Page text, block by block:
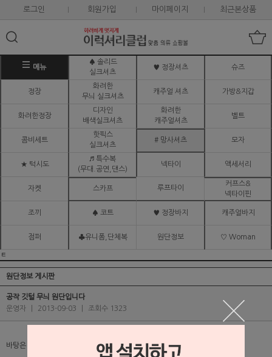
로그인 회원가입 마이페이지 최근본상품
메뉴
♠ 솔리드
실크셔츠
♥ 정장셔츠 슈즈
정장
화려한
무늬 실크셔츠
캐주얼 셔츠 가방&지갑
화려한정장
디자인
배색실크셔츠
화려한
캐주얼셔츠
벨트
콤비세트
핫픽스
실크셔츠
# 망사셔츠 모자
★ 턱시도
♬ 특수복
(무대.공연,댄스)
넥타이 액세서리
자켓 스카프 루프타이
커프스&
넥타이핀
조끼 ♠ 코트 ♥ 정장바지 캐주얼바지
점퍼 ♣유니폼,단체복 원단정보 ♡ Woman
ㅌ
원단정보 게시판
공작 깃털 무늬 원단입니다
운영자
2013-09-03 조회수 1323
바탕은 곤색, 네이비 색상입니다.